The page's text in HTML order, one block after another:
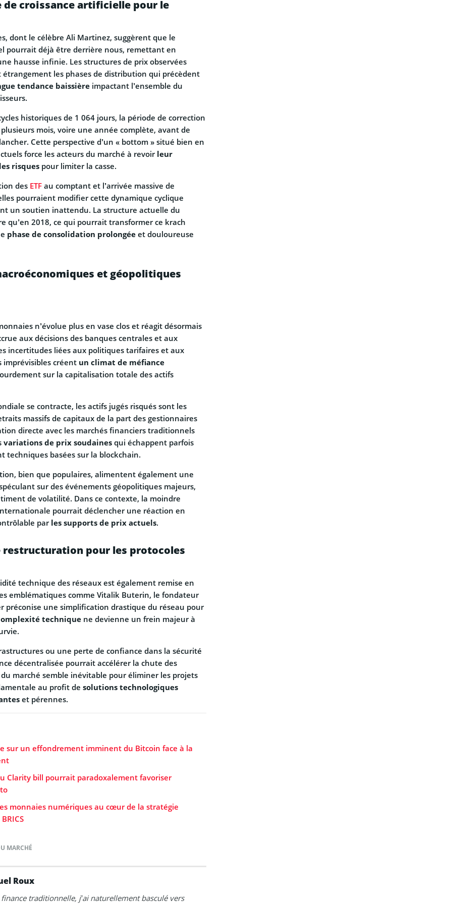
de croissance artificielle pour le
dont le célèbre Ali Martinez, suggèrent que le
pourrait déjà être derrière nous, remettant en
hausse infinie. Les structures de prix observées
les phases de distribution qui précèdent
tendance baissière impactant l’ensemble du
historiques de 1 064 jours, la période de correction
mois, voire une année complète, avant de
Cette perspective d’un « bottom » situé bien en
force les acteurs du marché à revoir leur
risques pour limiter la casse.
des ETF au comptant et l’arrivée massive de
pourraient modifier cette dynamique cyclique
un soutien inattendu. La structure actuelle du
qu’en 2018, ce qui pourrait transformer ce krach
phase de consolidation prolongée et douloureuse
et géopolitiques
n’évolue plus en vase clos et réagit désormais
aux décisions des banques centrales et aux
incertitudes liées aux politiques tarifaires et aux
créent un climat de méfiance
sur la capitalisation totale des actifs
se contracte, les actifs jugés risqués sont les
massifs de capitaux de la part des gestionnaires
directe avec les marchés financiers traditionnels
variations de prix soudaines qui échappent parfois
techniques basées sur la blockchain.
bien que populaires, alimentent également une
sur des événements géopolitiques majeurs,
de volatilité. Dans ce contexte, la moindre
pourrait déclencher une réaction en
par les supports de prix actuels.
restructuration pour les protocoles
technique des réseaux est également remise en
emblématiques comme Vitalik Buterin, le fondateur
préconise une simplification drastique du réseau pour
technique ne devienne un frein majeur à
ou une perte de confiance dans la sécurité
décentralisée pourrait accélérer la chute des
marché semble inévitable pour éliminer les projets
au profit de solutions technologiques
et pérennes.
sur un effondrement imminent du Bitcoin face à la
Clarity bill pourrait paradoxalement favoriser
monnaies numériques au cœur de la stratégie
MARCHÉ
Roux
traditionnelle, j’ai naturellement basculé vers